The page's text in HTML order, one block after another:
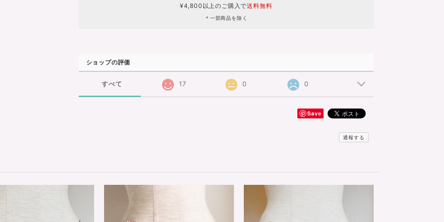
¥4,800以上のご購入で送料無料
＊一部商品を除く
ショップの評価
すべて 17 0 0
Save
通報する